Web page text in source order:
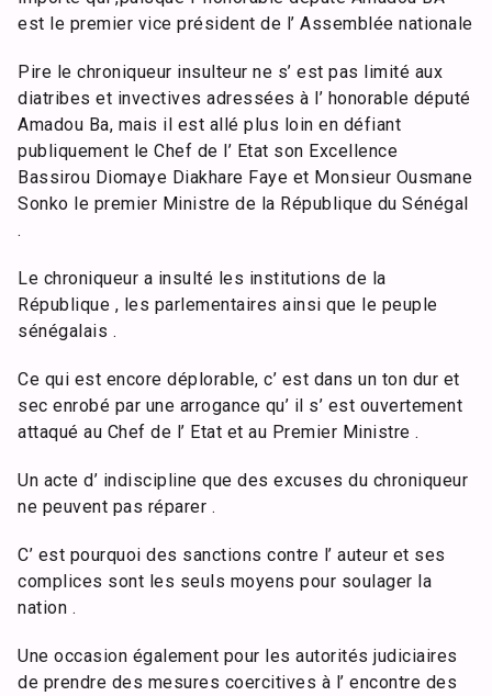
est le premier vice président de l’ Assemblée nationale
Pire le chroniqueur insulteur ne s’ est pas limité aux
diatribes et invectives adressées à l’ honorable député
Amadou Ba, mais il est allé plus loin en défiant
publiquement le Chef de l’ Etat son Excellence
Bassirou Diomaye Diakhare Faye et Monsieur Ousmane
Sonko le premier Ministre de la République du Sénégal
.
Le chroniqueur a insulté les institutions de la
République , les parlementaires ainsi que le peuple
sénégalais .
Ce qui est encore déplorable, c’ est dans un ton dur et
sec enrobé par une arrogance qu’ il s’ est ouvertement
attaqué au Chef de l’ Etat et au Premier Ministre .
Un acte d’ indiscipline que des excuses du chroniqueur
ne peuvent pas réparer .
C’ est pourquoi des sanctions contre l’ auteur et ses
complices sont les seuls moyens pour soulager la
nation .
Une occasion également pour les autorités judiciaires
de prendre des mesures coercitives à l’ encontre des